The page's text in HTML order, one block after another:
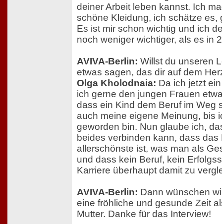
deiner Arbeit leben kannst. Ich
schöne Kleidung, ich schätze es,
Es ist mir schon wichtig und ich
noch weniger wichtiger, als es in
AVIVA-Berlin: Willst du unseren
etwas sagen, das dir auf dem
Olga Kholodnaia: Da ich jetzt
ich gerne den jungen Frauen
dass ein Kind dem Beruf im Weg
auch meine eigene Meinung, bis
geworden bin. Nun glaube ich,
beides verbinden kann, dass das
allerschönste ist, was man als
und dass kein Beruf, kein
Karriere überhaupt damit zu
AVIVA-Berlin: Dann wünschen
eine fröhliche und gesunde Zeit
Mutter. Danke für das Interview!